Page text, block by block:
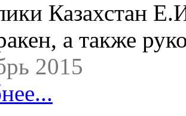
Казахстан
а также
2015